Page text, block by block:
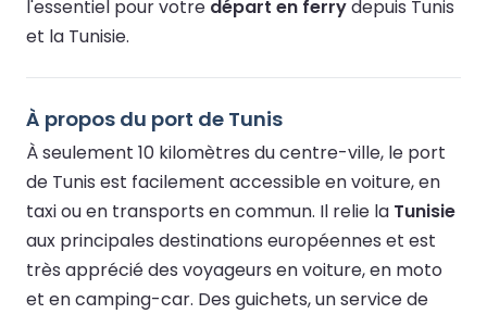
l'essentiel pour votre départ en ferrydepuis Tunis
et la Tunisie.
À propos du port de Tunis
À seulement 10 kilomètres du centre-ville, le port
de Tunis est facilement accessible en voiture, en
taxi ou en transports en commun. Il relie la Tunisie
aux principales destinations européennes et est
très apprécié des voyageurs en voiture, en moto
et en camping-car. Des guichets, un service de